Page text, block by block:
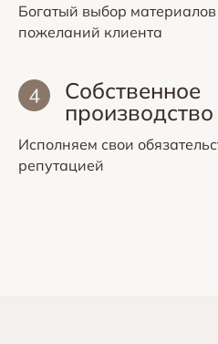
Богатый выбор
пожеланий клиента
Собственное
производство
Исполняем свои
репутацией